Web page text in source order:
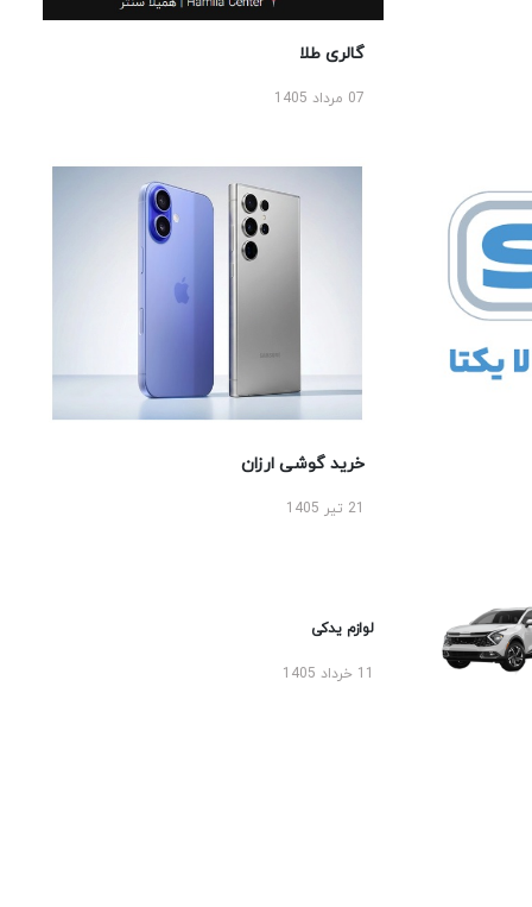
گالری طلا
07 مرداد 1405
خرید گوشی ارزان
لوازم یدکی